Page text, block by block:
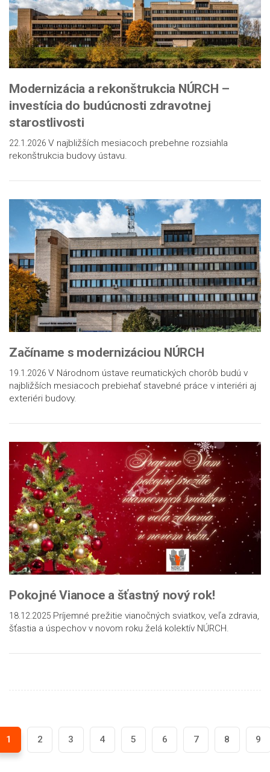
Modernizácia a rekonštrukcia NÚRCH –
investícia do budúcnosti zdravotnej
starostlivosti
22.1.2026 V najbližších mesiacoch prebehne rozsiahla
rekonštrukcia budovy ústavu.
Začíname s modernizáciou NÚRCH
19.1.2026 V Národnom ústave reumatických chorôb budú v
najbližších mesiacoch prebiehať stavebné práce v interiéri aj
exteriéri budovy.
Pokojné Vianoce a šťastný nový rok!
18.12.2025 Príjemné prežitie vianočných sviatkov, veľa zdravia,
šťastia a úspechov v novom roku želá kolektív NÚRCH.
1 2 3 4 5 6 7 8 9